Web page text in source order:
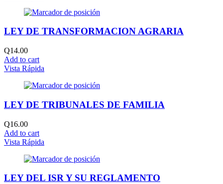
LEY DE TRANSFORMACION AGRARIA
Q14.00
Add to cart
Vista Rápida
LEY DE TRIBUNALES DE FAMILIA
Q16.00
Add to cart
Vista Rápida
LEY DEL ISR Y SU REGLAMENTO